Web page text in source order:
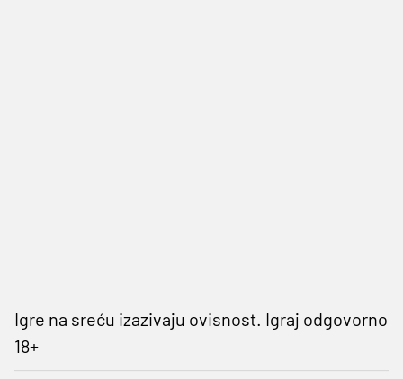
Igre na sreću izazivaju ovisnost. Igraj odgovorno
18+